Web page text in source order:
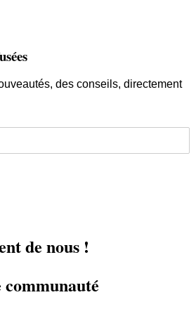
des conseils, directement
de nous !